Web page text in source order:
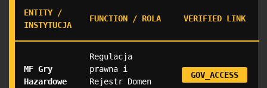
ENTITY /
INSTYTUCJA
FUNCTION / ROLA VERIFIED LINK
MF Gry
Hazardowe
Regulacja
prawna i
Rejestr Domen
GOV_ACCESS